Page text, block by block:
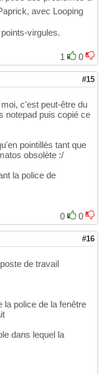
avec Looping
virgules.
1 0
#15
c'est peut-être du
notepad puis copié ce
pointillés tant que
obsolète :/
la police de
0
0
#16
de travail
la police de la fenêtre
dans lequel la